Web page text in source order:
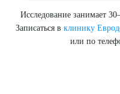
Исследование занимает
Записаться в клинику
или по